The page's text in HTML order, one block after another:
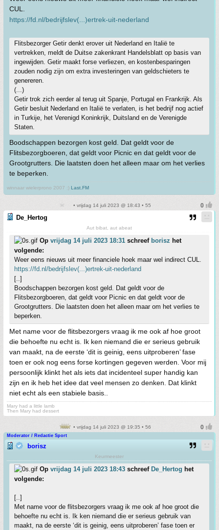
CUL.
https://fd.nl/bedrijfslev(...)ertrek-uit-nederland
Flitsbezorger Getir denkt erover uit Nederland en Italië te
vertrekken, meldt de Duitse zakenkrant Handelsblatt op basis van
ingewijden. Getir maakt forse verliezen, en kostenbesparingen
zouden nodig zijn om extra investeringen van geldschieters te
genereren.
(...)
Getir trok zich eerder al terug uit Spanje, Portugal en Frankrijk. Als
Getir besluit Nederland en Italië te verlaten, is het bedrijf nog actief
in Turkije, het Verenigd Koninkrijk, Duitsland en de Verenigde
Staten.
Boodschappen bezorgen kost geld. Dat geldt voor de
Flitsbezorgboeren, dat geldt voor Picnic en dat geldt voor de
Grootgrutters. Die laatsten doen het alleen maar om het verlies
te beperken.
winnaar wielerprono 2007 :) Last.FM
• vrijdag 14 juli 2023 @ 18:43 • 55
De_Hertog
Aut bibat, aut abeat
Op vrijdag 14 juli 2023 18:31 schreef borisz het
volgende:
Weer eens nieuws uit meer financiele hoek maar wel indirect CUL.
https://fd.nl/bedrijfslev(...)ertrek-uit-nederland
[..]
Boodschappen bezorgen kost geld. Dat geldt voor de
Flitsbezorgboeren, dat geldt voor Picnic en dat geldt voor de
Grootgrutters. Die laatsten doen het alleen maar om het verlies te
beperken.
Met name voor de flitsbezorgers vraag ik me ook af hoe groot
die behoefte nu echt is. Ik ken niemand die er serieus gebruik
van maakt, na de eerste ‘dit is geinig, eens uitproberen’ fase
toen er ook nog eens forse kortingen gegeven werden. Voor mij
persoonlijk klinkt het als iets dat incidenteel super handig kan
zijn en ik heb het idee dat veel mensen zo denken. Dat klinkt
niet echt als een stabiele basis..
Mary had a little lamb
Then Mary had dessert
• vrijdag 14 juli 2023 @ 19:35 • 56
Moderator / Redactie Sport
borisz
Keurmeester
Op vrijdag 14 juli 2023 18:43 schreef De_Hertog het
volgende:
[..]
Met name voor de flitsbezorgers vraag ik me ook af hoe groot die
behoefte nu echt is. Ik ken niemand die er serieus gebruik van
maakt, na de eerste ‘dit is geinig, eens uitproberen’ fase toen er